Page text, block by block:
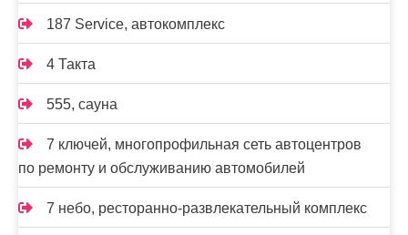
187 Service, автокомплекс
4 Такта
555, сауна
7 ключей, многопрофильная сеть автоцентров
по ремонту и обслуживанию автомобилей
7 небо, ресторанно-развлекательный комплекс